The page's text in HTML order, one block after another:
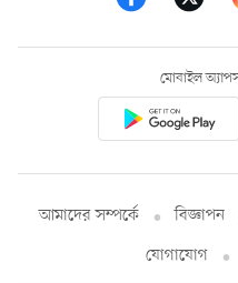
মোবাইল
আমাদের সম্পর্কে বিজ্ঞাপন
যোগাযোগ